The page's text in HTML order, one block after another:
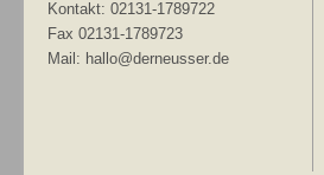
Kontakt: 02131-1789722
Fax 02131-1789723
Mail: hallo@derneusser.de